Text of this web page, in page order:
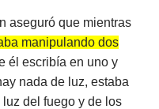
aseguró que mientras
manipulando dos
él escribía en uno y
nada de luz, estaba
del fuego y de los